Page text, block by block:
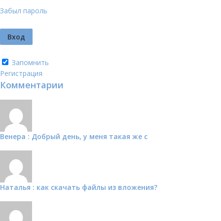
Забыл пароль
Запомнить
Регистрация
Комментарии
Венера : Добрый день, у меня такая же с
Наталья : как скачать файлы из вложения?